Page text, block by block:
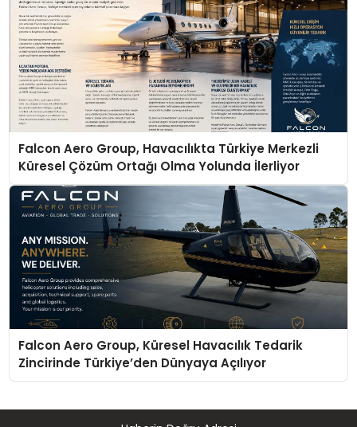
Falcon Aero Group, Havacılıkta Türkiye Merkezli
Küresel Çözüm Ortağı Olma Yolunda İlerliyor
Falcon Aero Group, Küresel Havacılık Tedarik
Zincirinde Türkiye’den Dünyaya Açılıyor